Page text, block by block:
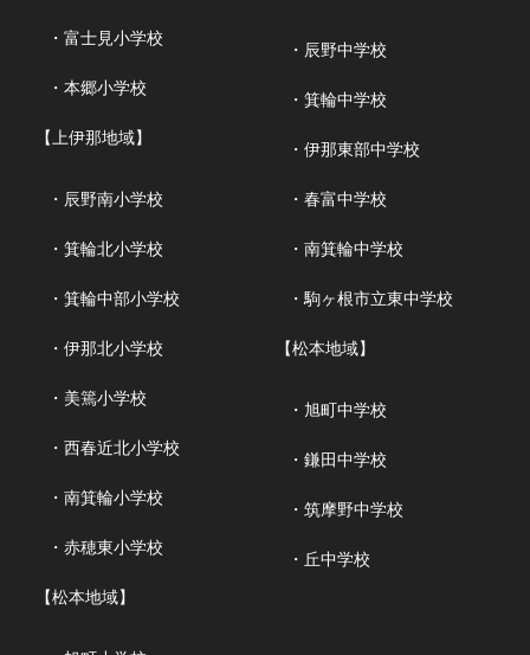
・富士見小学校
・本郷小学校
【上伊那地域】
・辰野南小学校
・箕輪北小学校
・箕輪中部小学校
・伊那北小学校
・美篶小学校
・西春近北小学校
・南箕輪小学校
・赤穂東小学校
【松本地域】
・辰野中学校
・箕輪中学校
・伊那東部中学校
・春富中学校
・南箕輪中学校
・駒ヶ根市立東中学校
【松本地域】
・旭町中学校
・鎌田中学校
・筑摩野中学校
・丘中学校